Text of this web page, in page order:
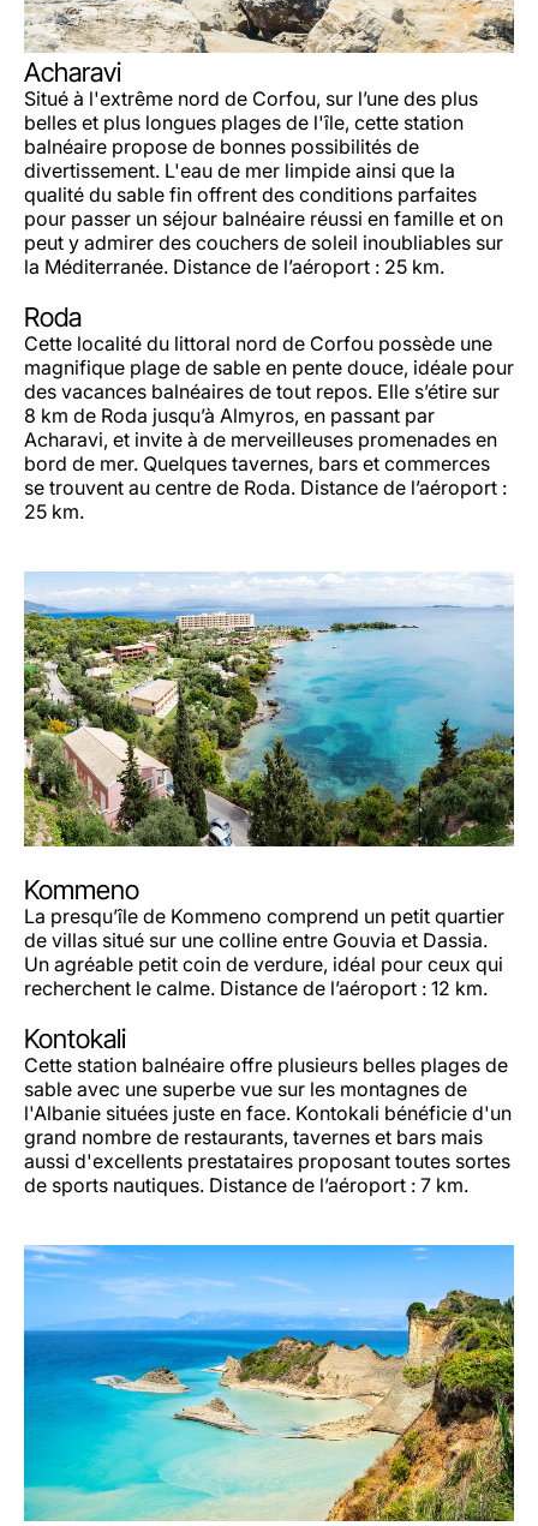
Acharavi
Situé à l'extrême nord de Corfou, sur l’une des plus
belles et plus longues plages de l'île, cette station
balnéaire propose de bonnes possibilités de
divertissement. L'eau de mer limpide ainsi que la
qualité du sable fin offrent des conditions parfaites
pour passer un séjour balnéaire réussi en famille et on
peut y admirer des couchers de soleil inoubliables sur
la Méditerranée. Distance de l’aéroport : 25 km.
Roda
Cette localité du littoral nord de Corfou possède une
magnifique plage de sable en pente douce, idéale pour
des vacances balnéaires de tout repos. Elle s’étire sur
8 km de Roda jusqu’à Almyros, en passant par
Acharavi, et invite à de merveilleuses promenades en
bord de mer. Quelques tavernes, bars et commerces
se trouvent au centre de Roda. Distance de l’aéroport :
25 km.
Kommeno
La presqu’île de Kommeno comprend un petit quartier
de villas situé sur une colline entre Gouvia et Dassia.
Un agréable petit coin de verdure, idéal pour ceux qui
recherchent le calme. Distance de l’aéroport : 12 km.
Kontokali
Cette station balnéaire offre plusieurs belles plages de
sable avec une superbe vue sur les montagnes de
l'Albanie situées juste en face. Kontokali bénéficie d'un
grand nombre de restaurants, tavernes et bars mais
aussi d'excellents prestataires proposant toutes sortes
de sports nautiques. Distance de l’aéroport : 7 km.